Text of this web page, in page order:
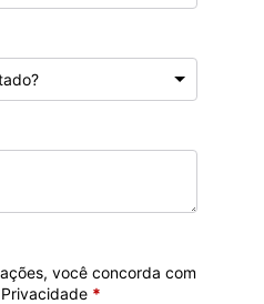
você concorda com
*